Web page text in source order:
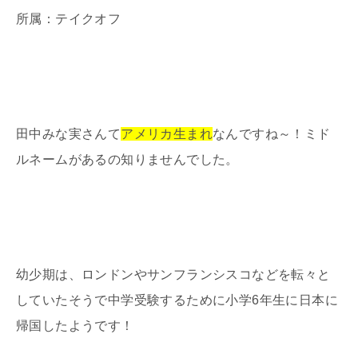
所属：テイクオフ
田中みな実さんてアメリカ生まれなんですね～！ミド
ルネームがあるの知りませんでした。
幼少期は、ロンドンやサンフランシスコなどを転々と
していたそうで中学受験するために小学6年生に日本に
帰国したようです！